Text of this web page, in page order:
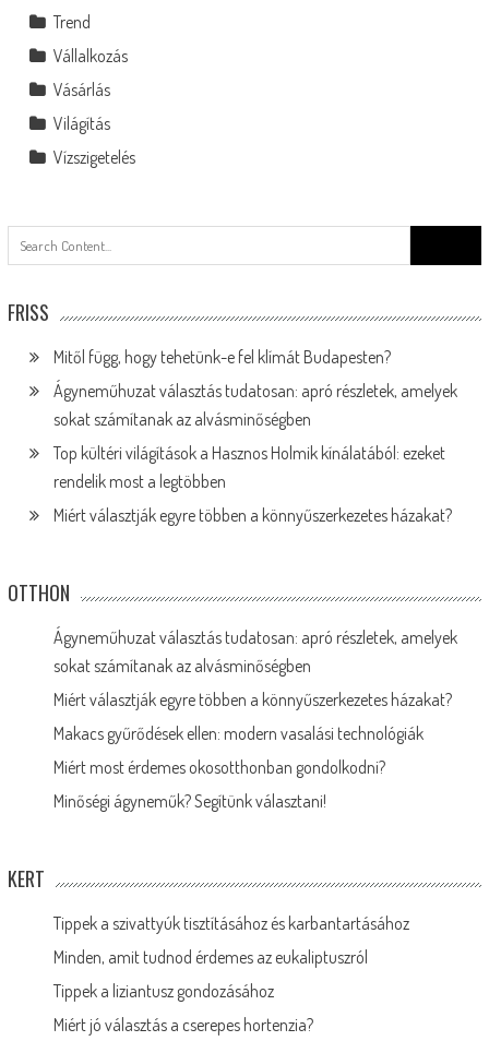
Trend
Vállalkozás
Vásárlás
Világítás
Vízszigetelés
FRISS
Mitől függ, hogy tehetünk-e fel klímát Budapesten?
Ágyneműhuzat választás tudatosan: apró részletek, amelyek
sokat számítanak az alvásminőségben
Top kültéri világítások a Hasznos Holmik kínálatából: ezeket
rendelik most a legtöbben
Miért választják egyre többen a könnyűszerkezetes házakat?
OTTHON
Ágyneműhuzat választás tudatosan: apró részletek, amelyek
sokat számítanak az alvásminőségben
Miért választják egyre többen a könnyűszerkezetes házakat?
Makacs gyűrődések ellen: modern vasalási technológiák
Miért most érdemes okosotthonban gondolkodni?
Minőségi ágyneműk? Segítünk választani!
KERT
Tippek a szivattyúk tisztításához és karbantartásához
Minden, amit tudnod érdemes az eukaliptuszról
Tippek a liziantusz gondozásához
Miért jó választás a cserepes hortenzia?